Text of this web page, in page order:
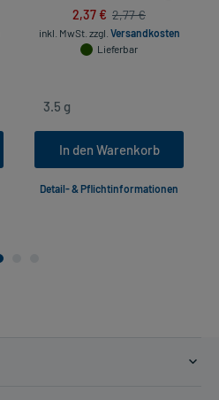
2,37 € 2,77 €
inkl. MwSt. zzgl. Versandkosten
Lieferbar
In den Warenkorb
Detail- & Pflichtinformationen